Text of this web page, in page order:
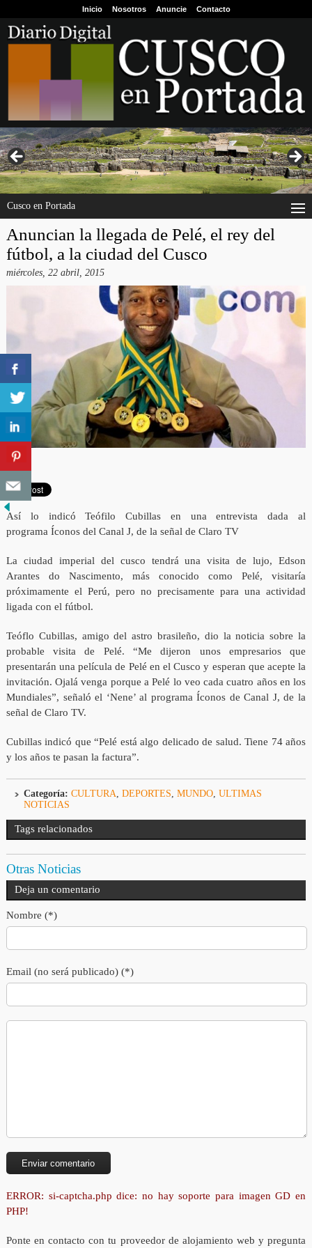
Inicio Nosotros Anuncie Contacto
Cusco en Portada
Anuncian la llegada de Pelé, el rey del
fútbol, a la ciudad del Cusco
miércoles, 22 abril, 2015
Así lo indicó Teófilo Cubillas en una entrevista dada al
programa Íconos del Canal J, de la señal de Claro TV
La ciudad imperial del cusco tendrá una visita de lujo, Edson
Arantes do Nascimento, más conocido como Pelé, visitaría
próximamente el Perú, pero no precisamente para una actividad
ligada con el fútbol.
Teóflo Cubillas, amigo del astro brasileño, dio la noticia sobre la
probable visita de Pelé. “Me dijeron unos empresarios que
presentarán una película de Pelé en el Cusco y esperan que acepte la
invitación. Ojalá venga porque a Pelé lo veo cada cuatro años en los
Mundiales”, señaló el ‘Nene’ al programa Íconos de Canal J, de la
señal de Claro TV.
Cubillas indicó que “Pelé está algo delicado de salud. Tiene 74 años
y los años te pasan la factura”.
Categoría: CULTURA DEPORTES MUNDO, ULTIMAS
NOTICIAS
Tags relacionados
Otras Noticias
Deja un comentario
Nombre (*)
Email (no será publicado) (*)
ERROR: si-captcha.php dice: no hay soporte para imagen GD en
PHP!
Ponte en contacto con tu proveedor de alojamiento web y pregunta